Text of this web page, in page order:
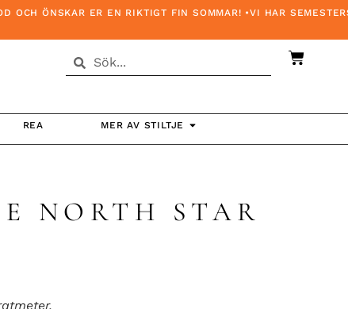
ER EN RIKTIGT FIN SOMMAR! •VI HAR
REA MER AV STILTJE
NORTH STAR